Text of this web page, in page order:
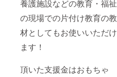
養護施設などの教育・福祉
の現場での片付け教育の教
材としてもお使いいただけ
ます！
頂いた支援金はおもちゃ